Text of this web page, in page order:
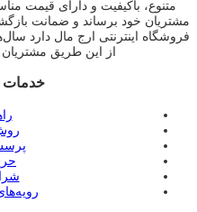
متنوع، باکیفیت و دارای قیمت
مشتریان خود برساند و ضمانت
فروشگاه اینترنتی ارج مال دارد
از این طریق
خدمات